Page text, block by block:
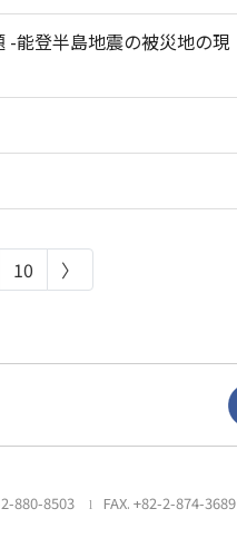
能登半島地震の被災地の現
10 〉
880-8503 l FAX. +82-2-874-3689